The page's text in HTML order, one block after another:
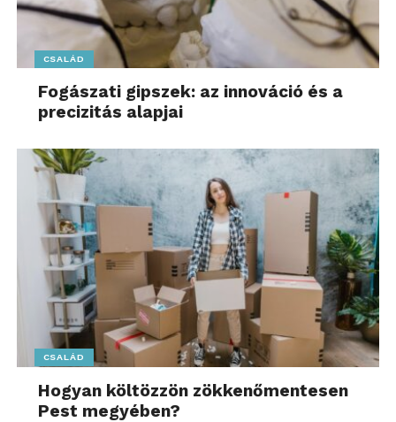
CSALÁD
Fogászati gipszek: az innováció és a
precizitás alapjai
CSALÁD
Hogyan költözzön zökkenőmentesen
Pest megyében?